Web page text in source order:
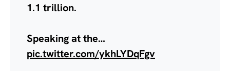
1.1 trillion.
Speaking at the…
pic.twitter.com/ykhLYDqFgv